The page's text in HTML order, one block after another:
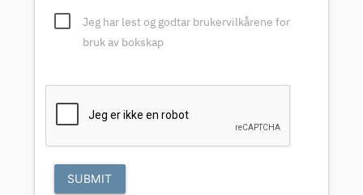
Jeg har lest og godtar brukervilkårene for
bruk av bokskap
SUBMIT